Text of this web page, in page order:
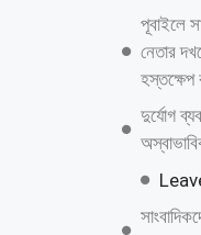
পূবাইলে
নেতার
হস্তক্ষেপ
দুর্যোগ